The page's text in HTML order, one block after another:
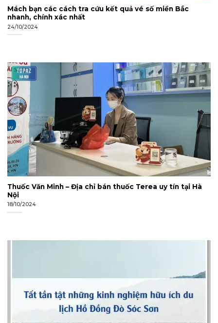
Mách bạn các cách tra cứu kết quả vé số miền Bắc
nhanh, chính xác nhất
24/10/2024
Thuốc Văn Minh – Địa chỉ bán thuốc Terea uy tín tại Hà
Nội
18/10/2024